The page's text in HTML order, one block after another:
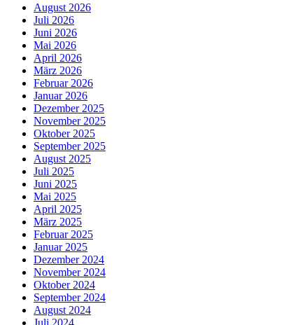
August 2026
Juli 2026
Juni 2026
Mai 2026
April 2026
März 2026
Februar 2026
Januar 2026
Dezember 2025
November 2025
Oktober 2025
September 2025
August 2025
Juli 2025
Juni 2025
Mai 2025
April 2025
März 2025
Februar 2025
Januar 2025
Dezember 2024
November 2024
Oktober 2024
September 2024
August 2024
Juli 2024